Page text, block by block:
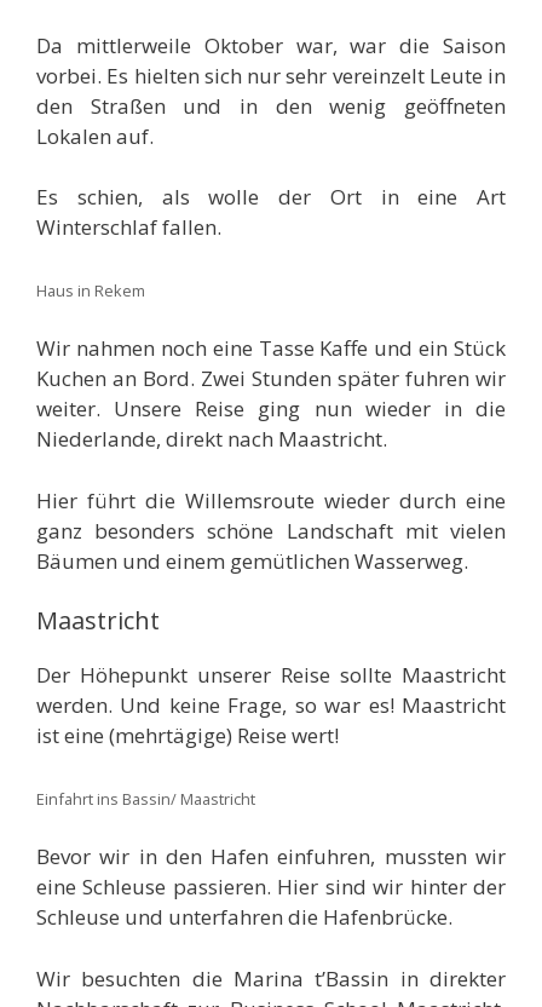
Da mittlerweile Oktober war, war die Saison
vorbei. Es hielten sich nur sehr vereinzelt Leute in
den Straßen und in den wenig geöffneten
Lokalen auf.
Es schien, als wolle der Ort in eine Art
Winterschlaf fallen.
Haus in Rekem
Wir nahmen noch eine Tasse Kaffe und ein Stück
Kuchen an Bord. Zwei Stunden später fuhren wir
weiter. Unsere Reise ging nun wieder in die
Niederlande, direkt nach Maastricht.
Hier führt die Willemsroute wieder durch eine
ganz besonders schöne Landschaft mit vielen
Bäumen und einem gemütlichen Wasserweg.
Maastricht
Der Höhepunkt unserer Reise sollte Maastricht
werden. Und keine Frage, so war es! Maastricht
ist eine (mehrtägige) Reise wert!
Einfahrt ins Bassin/ Maastricht
Bevor wir in den Hafen einfuhren, mussten wir
eine Schleuse passieren. Hier sind wir hinter der
Schleuse und unterfahren die Hafenbrücke.
Wir besuchten die Marina t’Bassin in direkter